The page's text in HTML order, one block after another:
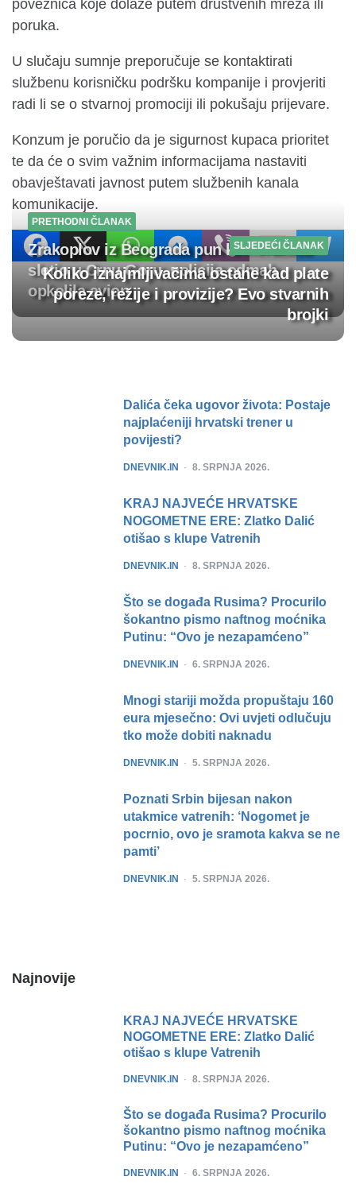
poveznica koje dolaze putem društvenih mreža ili
poruka.
U slučaju sumnje preporučuje se kontaktirati
službenu korisničku podršku kompanije i provjeriti
radi li se o stvarnoj promociji ili pokušaju prijevare.
Konzum je poručio da je sigurnost kupaca prioritet
te da će o svim važnim informacijama nastaviti
obavještavati javnost putem službenih kanala
komunikacije.
Post
PRETHODNI ČLANAK
Zrakoplov iz Beograda pun kriminalaca
sletio u Crnu Goru, policija odmah
opkolila avion
SLJEDEĆI ČLANAK
Koliko iznajmljivačima ostane kad plate
poreze, režije i provizije? Evo stvarnih
brojki
Dalića čeka ugovor života: Postaje
najplaćeniji hrvatski trener u
povijesti?
POSTED
DNEVNIK.IN 8. SRPNJA 2026.
KRAJ NAJVEĆE HRVATSKE
NOGOMETNE ERE: Zlatko Dalić
otišao s klupe Vatrenih
POSTED
DNEVNIK.IN 8. SRPNJA 2026.
Što se događa Rusima? Procurilo
šokantno pismo naftnog moćnika
Putinu: “Ovo je nezapamćeno”
POSTED
DNEVNIK.IN 6. SRPNJA 2026.
Mnogi stariji možda propuštaju 160
eura mjesečno: Ovi uvjeti odlučuju
tko može dobiti naknadu
POSTED
DNEVNIK.IN 5. SRPNJA 2026.
Poznati Srbin bijesan nakon
utakmice vatrenih: ‘Nogomet je
pocrnio, ovo je sramota kakva se ne
pamti’
POSTED
DNEVNIK.IN 5. SRPNJA 2026.
Najnovije
KRAJ NAJVEĆE HRVATSKE
NOGOMETNE ERE: Zlatko Dalić
otišao s klupe Vatrenih
POSTED
DNEVNIK.IN 8. SRPNJA 2026.
Što se događa Rusima? Procurilo
šokantno pismo naftnog moćnika
Putinu: “Ovo je nezapamćeno”
POSTED
DNEVNIK.IN 6. SRPNJA 2026.